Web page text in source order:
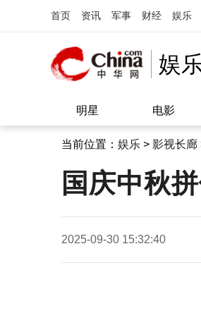
首页 资讯 军事 财经 娱乐
娱
明星 电影
当前位置： 娱乐 > 影视长廊
国庆中秋
2025-09-30 15:32:40